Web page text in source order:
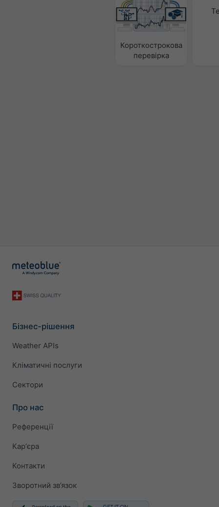
Короткострокова
перевірка
Бізнес-рішення
Weather APIs
Кліматичні послуги
Сектори
Про нас
Референції
Карʼєра
Контакти
Зворотний зв’язок